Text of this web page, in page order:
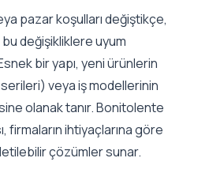
pazar koşulları değiştikçe,
değişikliklere uyum
bir yapı, yeni ürünlerin
veya iş modellerinin
olanak tanır. Bonitolente
firmaların ihtiyaçlarına göre
çözümler sunar.